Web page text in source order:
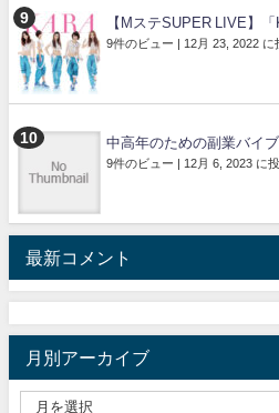
【MステSUPER LIVE】
9件のビュー | 12月 23, 2022 に
中高年のための副業バイ
9件のビュー | 12月 6, 2023 に
最新コメント
月別アーカイブ